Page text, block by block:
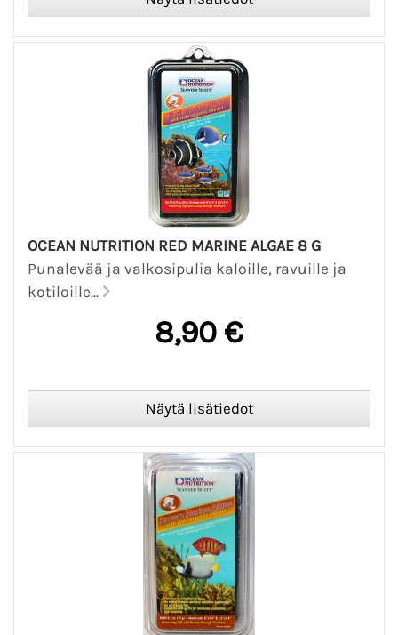
OCEAN NUTRITION RED MARINE ALGAE 8 G
Punalevää ja valkosipulia kaloille, ravuille ja
kotiloille...
8,90 €